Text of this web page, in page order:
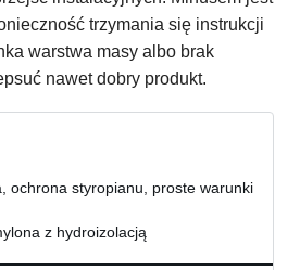
trzymania się instrukcji
warstwa masy albo brak
nawet dobry produkt.
ochrona styropianu, proste warunki
z hydroizolacją